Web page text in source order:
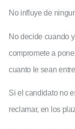
No influye de
No decide cuando
compromete a
cuanto le sean
Si el candidato no
reclamar, en los